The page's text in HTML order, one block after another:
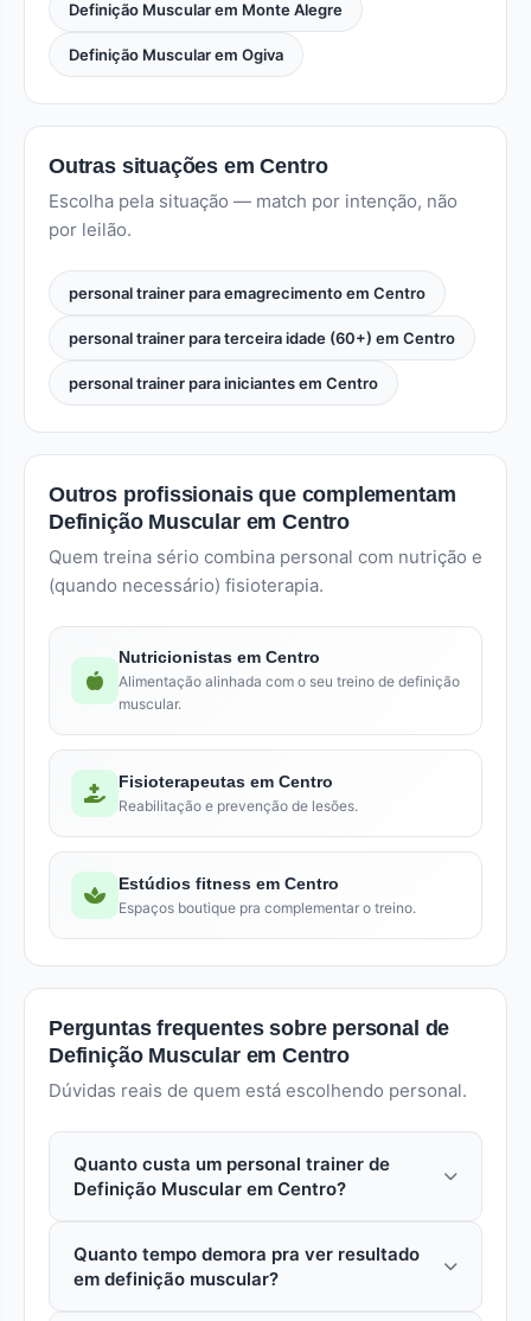
Definição Muscular em Monte Alegre
Definição Muscular em Ogiva
Outras situações em Centro
Escolha pela situação — match por intenção, não
por leilão.
personal trainer para emagrecimento em Centro
personal trainer para terceira idade (60+) em Centro
personal trainer para iniciantes em Centro
Outros profissionais que complementam
Definição Muscular em Centro
Quem treina sério combina personal com nutrição e
(quando necessário) fisioterapia.
Nutricionistas em Centro
Alimentação alinhada com o seu treino de definição
muscular.
Fisioterapeutas em Centro
Reabilitação e prevenção de lesões.
Estúdios fitness em Centro
Espaços boutique pra complementar o treino.
Perguntas frequentes sobre personal de
Definição Muscular em Centro
Dúvidas reais de quem está escolhendo personal.
Quanto custa um personal trainer de
Definição Muscular em Centro?
personal especializado em definição muscular
custa entre R$ 80 a R$ 250. Pacotes mensais
Quanto tempo demora pra ver resultado
em definição muscular?